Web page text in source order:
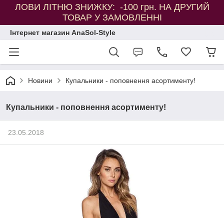
ЛОВИ ЛІТНЮ ЗНИЖКУ: -100 грн. НА ДРУГИЙ
ТОВАР У ЗАМОВЛЕННІ
Інтернет магазин AnaSol-Style
Новини Купальники - поповнення асортименту!
Купальники - поповнення асортименту!
23.05.2018